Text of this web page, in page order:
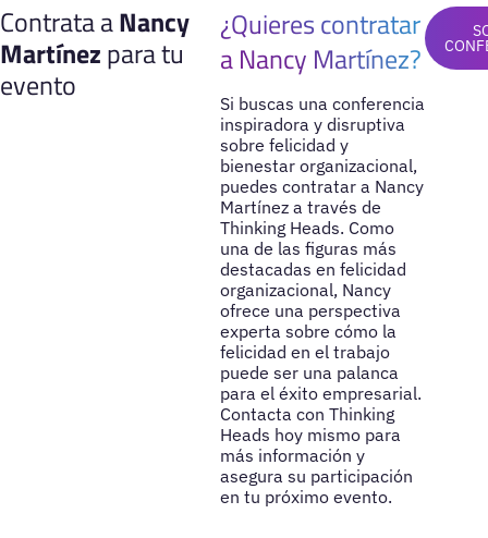
Contrata aNancy
Martínezpara tu
evento
¿Quieres contratar
a Nancy Martínez?
Si buscas una conferencia
inspiradora y disruptiva
sobre felicidad y
bienestar organizacional,
puedes contratar a Nancy
Martínez a través de
Thinking Heads. Como
una de las figuras más
destacadas en felicidad
organizacional, Nancy
ofrece una perspectiva
experta sobre cómo la
felicidad en el trabajo
puede ser una palanca
para el éxito empresarial.
Contacta con Thinking
Heads hoy mismo para
más información y
asegura su participación
en tu próximo evento.